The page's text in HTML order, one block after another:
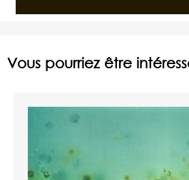
Vous pourriez être